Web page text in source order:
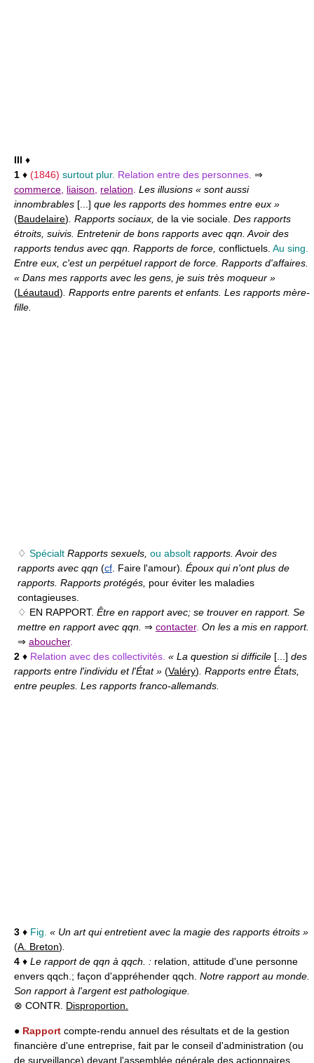
III ♦
1 ♦ (1846) surtout plur. Relation entre des personnes. ⇒
commerce liaison relation Les illusions « sont aussi
innombrables [...] que les rapports des hommes entre eux »
(Baudelaire) . Rapports sociaux, de la vie sociale. Des rapports
étroits, suivis. Entretenir de bons rapports avec qqn. Avoir des
rapports tendus avec qqn. Rapports de force, conflictuels. Au sing.
Entre eux, c'est un perpétuel rapport de force. Rapports d'affaires.
« Dans mes rapports avec les gens, je suis très moqueur »
(Léautaud) . Rapports entre parents et enfants. Les rapports mère-
fille.
♢ Spécialt Rapports sexuels, ou absolt rapports. Avoir des
rapports avec qqn (cf . Faire l'amour) . Époux qui n'ont plus de
rapports. Rapports protégés, pour éviter les maladies
contagieuses.
♢ EN RAPPORT. Être en rapport avec; se trouver en rapport. Se
mettre en rapport avec qqn. ⇒ contacter. On les a mis en rapport.
⇒ aboucher.
2 ♦ Relation avec des collectivités. « La question si difficile [...] des
rapports entre l'individu et l'État » (Valéry) . Rapports entre États,
entre peuples. Les rapports franco-allemands.
3 ♦ Fig. « Un art qui entretient avec la magie des rapports étroits »
(A. Breton)
4 ♦ Le rapport de qqn à qqch. : relation, attitude d'une personne
envers qqch.; façon d'appréhender qqch. Notre rapport au monde.
Son rapport à l'argent est pathologique.
⊗ CONTR. Disproportion.
● Rapport compte-rendu annuel des résultats et de la gestion
financière d'une entreprise, fait par le conseil d'administration (ou
de surveillance) devant l'assemblée générale des actionnaires.